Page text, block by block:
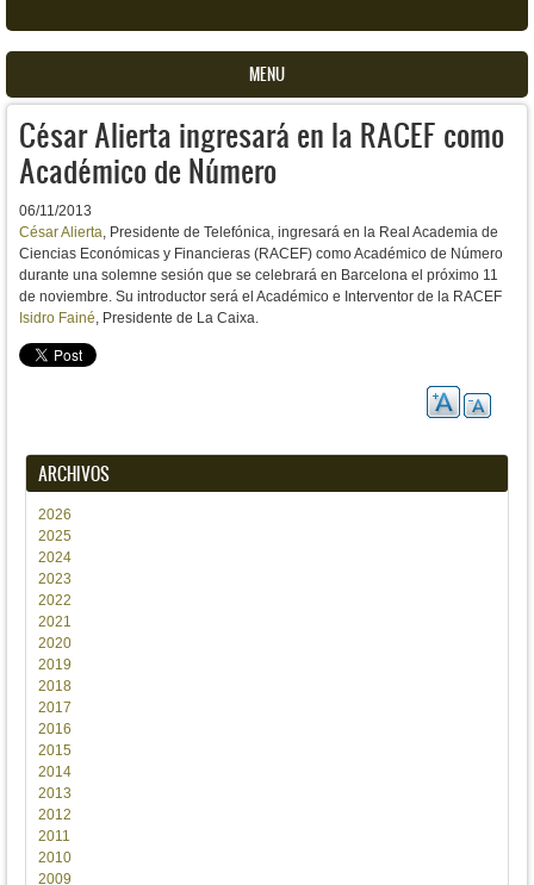
MENU
César Alierta ingresará en la RACEF como
Académico de Número
06/11/2013
César Alierta, Presidente de Telefónica, ingresará en la Real Academia de
Ciencias Económicas y Financieras (RACEF) como Académico de Número
durante una solemne sesión que se celebrará en Barcelona el próximo 11
de noviembre. Su introductor será el Académico e Interventor de la RACEF
Isidro Fainé, Presidente de La Caixa.
ARCHIVOS
2026
2025
2024
2023
2022
2021
2020
2019
2018
2017
2016
2015
2014
2013
2012
2011
2010
2009